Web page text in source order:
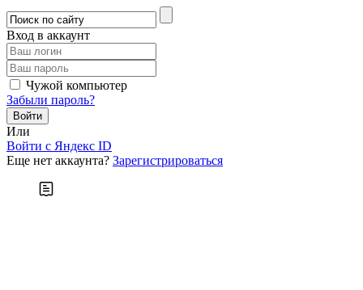
Вход в аккаунт
Чужой компьютер
Забыли пароль?
Или
Войти c Яндекс ID
Еще нет аккаунта? Зарегистрироваться